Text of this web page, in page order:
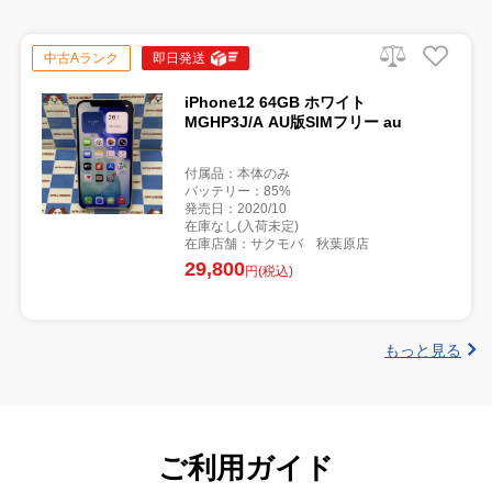
中古Aランク 即日発送
iPhone12 64GB ホワイト
MGHP3J/A AU版SIMフリー au
付属品：本体のみ
バッテリー：85%
発売日：2020/10
在庫なし(入荷未定)
在庫店舗：サクモバ 秋葉原店
29,800円(税込)
もっと見る
ご利用ガイド